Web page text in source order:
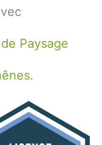
Paysage
.